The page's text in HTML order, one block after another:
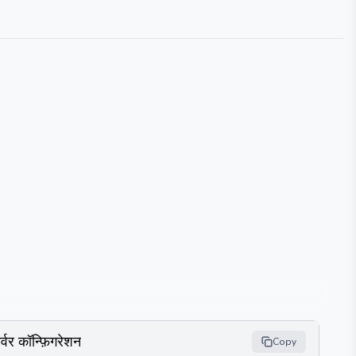
कॉन्फ़िगरेशन Copy